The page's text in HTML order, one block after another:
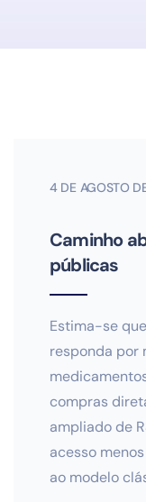
4 DE AGOSTO
Caminho
públicas
Estima-se
responda por
compras
ampliado de
acesso
ao modelo